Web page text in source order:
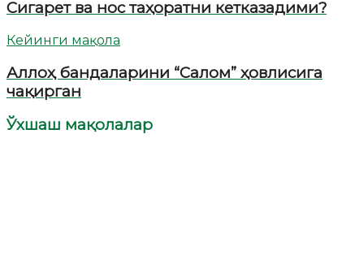
Сигарет ва нос таҳоратни кетказадими?
Кейинги мақола
Аллоҳ бандаларини “Салом” ҳовлисига
чақирган
Ўхшаш мақолалар